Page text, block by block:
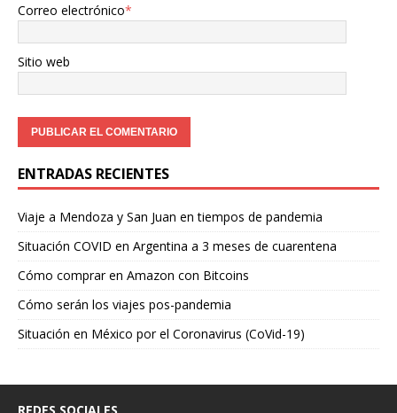
Correo electrónico*
Sitio web
ENTRADAS RECIENTES
Viaje a Mendoza y San Juan en tiempos de pandemia
Situación COVID en Argentina a 3 meses de cuarentena
Cómo comprar en Amazon con Bitcoins
Cómo serán los viajes pos-pandemia
Situación en México por el Coronavirus (CoVid-19)